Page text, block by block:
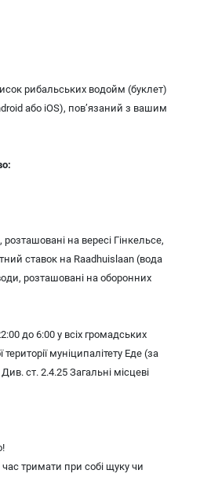
рибальських водойм (буклет)
або iOS), пов’язаний з вашим
на вересі Гінкельсе,
ставок на Raadhuislaan (вода
розташовані на оборонних
до 6:00 у всіх громадських
муніципалітету Еде (за
ст. 2.4.25 Загальні місцеві
тримати при собі щуку чи